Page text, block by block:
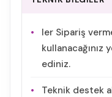
ler Sipariş
ediniz.
Teknik destek